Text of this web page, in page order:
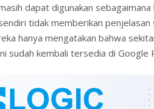
dapat digunakan
tidak memberikan
hanya mengatakan bahwa
sudah kembali tersedia di Google